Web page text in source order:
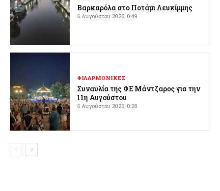
Βαρκαρόλα στο Ποτάμι Λευκίμμης
6 Αυγούστου 2026, 0:49
ΦΙΛΑΡΜΟΝΙΚΕΣ
Συναυλία της ΦΕ Μάντζαρος για την
11η Αυγούστου
6 Αυγούστου 2026, 0:28